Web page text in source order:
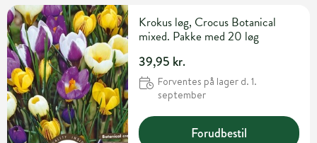
Krokus løg, Crocus Botanical
mixed. Pakke med 20 løg
39,95 kr.
Forventes på lager d. 1.
september
Forudbestil